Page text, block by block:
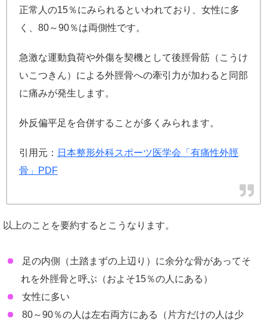
正常人の15％にみられるといわれており、女性に多
く、80～90％は両側性です。
急激な運動負荷や外傷を契機として後脛骨筋（こうけ
いこつきん）による外脛骨への牽引力が加わると同部
に痛みが発生します。
外反偏平足を合併することが多くみられます。
引用元： 日本整形外科スポーツ医学会「有痛性外脛
骨」PDF
以上のことを要約するとこうなります。
足の内側（土踏まずの上辺り）に余分な骨があってそ
れを外脛骨と呼ぶ（およそ15％の人にある）
女性に多い
80～90％の人は左右両方にある（片方だけの人は少